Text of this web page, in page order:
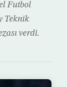
Futbol
Teknik
verdi.